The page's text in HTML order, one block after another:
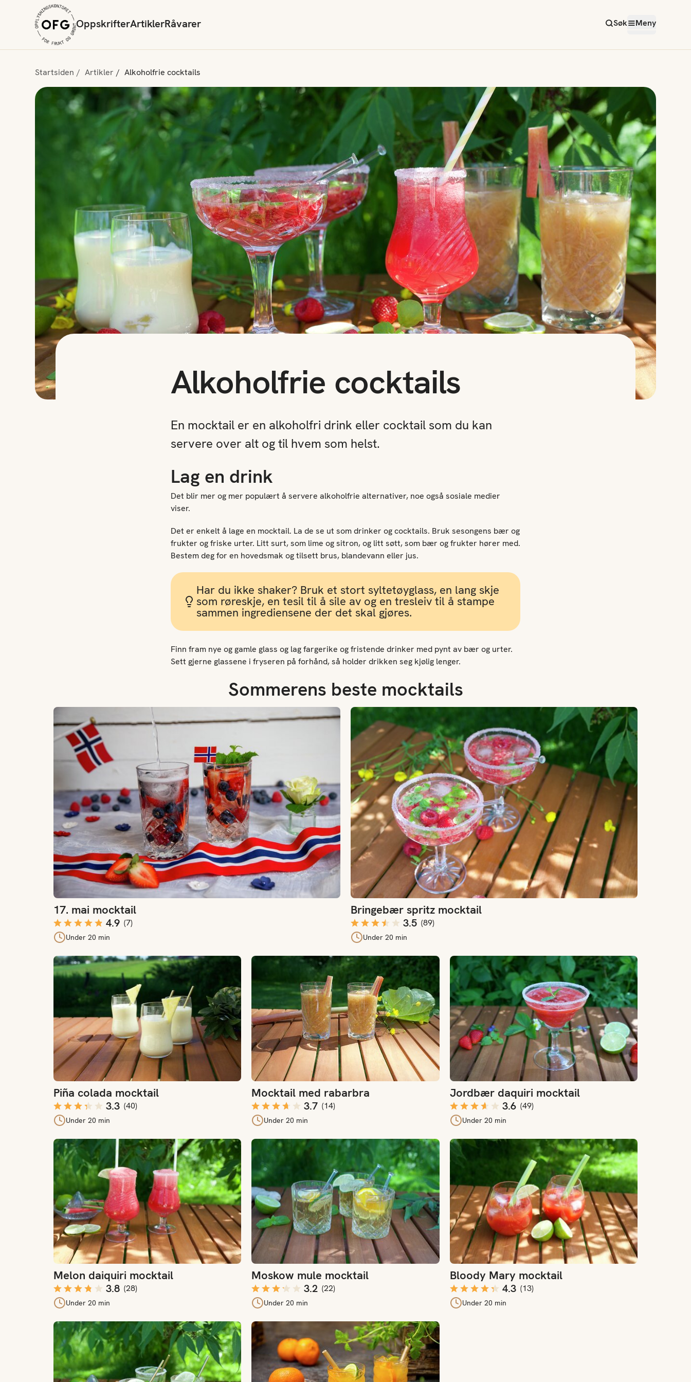
OppskrifterArtiklerRåvarer Søk Meny
Startsiden Artikler Alkoholfrie cocktails
Alkoholfrie cocktails
En mocktail er en alkoholfri drink eller cocktail som du kan
servere over alt og til hvem som helst.
Lag en drink
Det blir mer og mer populært å servere alkoholfrie alternativer, noe også sosiale medier
viser.
Det er enkelt å lage en mocktail. La de se ut som drinker og cocktails. Bruk sesongens bær og
frukter og friske urter. Litt surt, som lime og sitron, og litt søtt, som bær og frukter hører med.
Bestem deg for en hovedsmak og tilsett brus, blandevann eller jus.
Har du ikke shaker? Bruk et stort syltetøyglass, en lang skje
som røreskje, en tesil til å sile av og en tresleiv til å stampe
sammen ingrediensene der det skal gjøres.
Finn fram nye og gamle glass og lag fargerike og fristende drinker med pynt av bær og urter.
Sett gjerne glassene i fryseren på forhånd, så holder drikken seg kjølig lenger.
Sommerens beste mocktails
17. mai mocktail
4.9 (7)
Under 20 min
17. mai mocktail
Bringebær spritz mocktail
3.5 (89)
Under 20 min
Bringebær spritz mocktail
Piña colada mocktail
3.3 (40)
Under 20 min
Piña colada mocktail
Mocktail med rabarbra
3.7 (14)
Under 20 min
Mocktail med rabarbra
Jordbær daquiri mocktail
3.6 (49)
Under 20 min
Jordbær daquiri mocktail
Melon daiquiri mocktail
3.8 (28)
Under 20 min
Melon daiquiri mocktail
Moskow mule mocktail
3.2 (22)
Under 20 min
Moskow mule mocktail
Bloody Mary mocktail
4.3 (13)
Under 20 min
Bloody Mary mocktail
Mojito virgin Klementin mocktail